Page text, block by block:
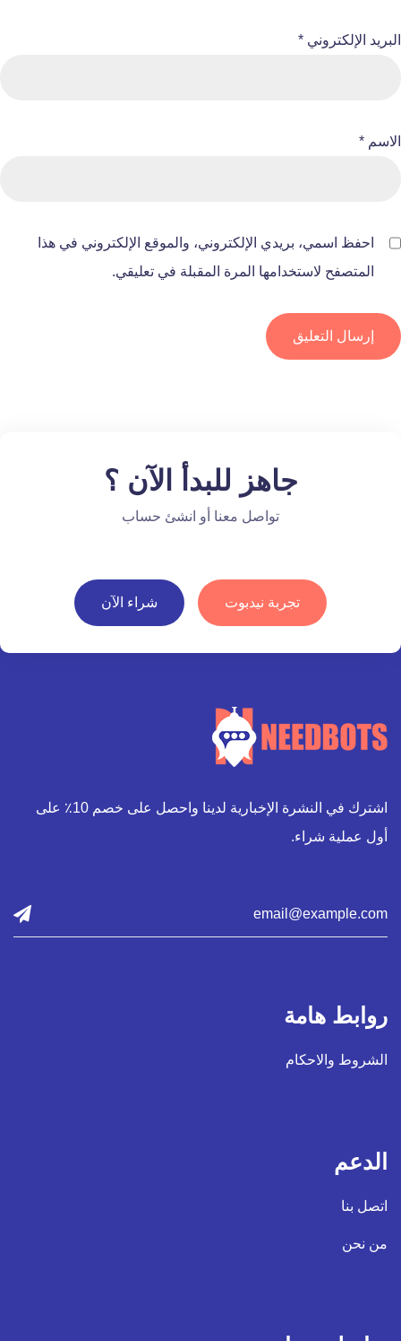
الاسم *
البريد الإلكتروني *
احفظ اسمي، بريدي الإلكتروني، والموقع الإلكتروني في هذا
المتصفح لاستخدامها المرة المقبلة في تعليقي.
جاهز للبدأ الآن ؟
تواصل معنا أو انشئ حساب
تجربة نيدبوت شراء الآن
اشترك في النشرة الإخبارية لدينا واحصل على خصم 10٪ على
أول عملية شراء.
روابط هامة
الشروط والاحكام
الدعم
اتصل بنا
من نحن